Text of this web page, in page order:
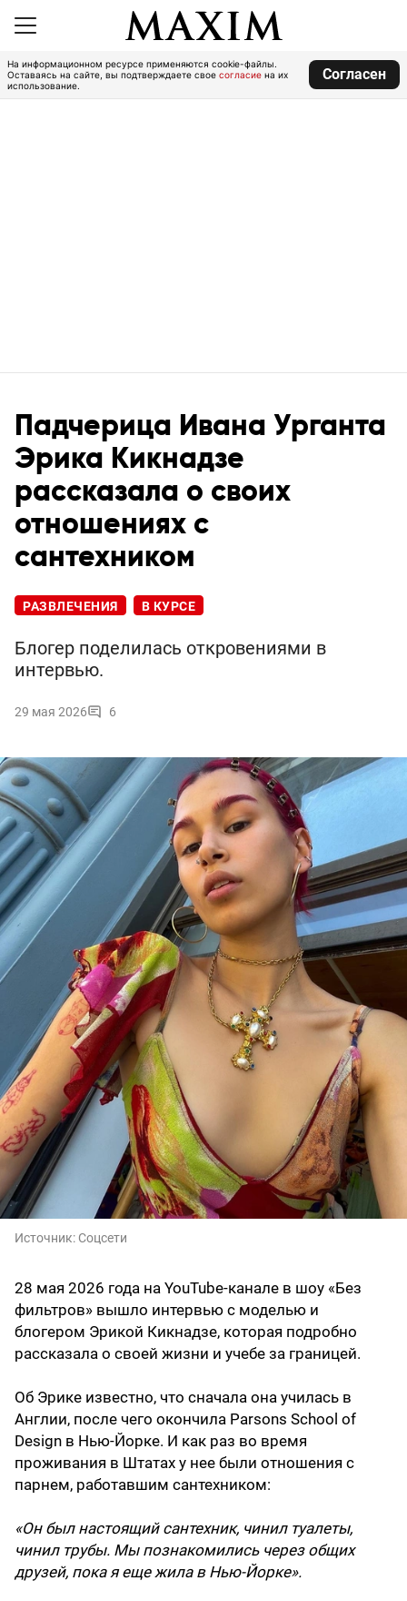
На информационном ресурсе применяются cookie-файлы.
Оставаясь на сайте, вы подтверждаете свое согласие на их
использование.
Согласен
Падчерица Ивана Урганта
Эрика Кикнадзе
рассказала о своих
отношениях с
сантехником
РАЗВЛЕЧЕНИЯ В КУРСЕ
Блогер поделилась откровениями в
интервью.
29 мая 2026 6
Источник: Соцсети
28 мая 2026 года на YouTube-канале в шоу «Без
фильтров» вышло интервью с моделью и
блогером Эрикой Кикнадзе, которая подробно
рассказала о своей жизни и учебе за границей.
Об Эрике известно, что сначала она училась в
Англии, после чего окончила Parsons School of
Design в Нью-Йорке. И как раз во время
проживания в Штатах у нее были отношения с
парнем, работавшим сантехником:
«Он был настоящий сантехник, чинил туалеты,
чинил трубы. Мы познакомились через общих
друзей, пока я еще жила в Нью-Йорке».